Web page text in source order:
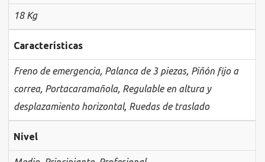
18 Kg
Características
Freno de emergencia, Palanca de 3 piezas, Piñón fijo a
correa, Portacaramañola, Regulable en altura y
desplazamiento horizontal, Ruedas de traslado
Nivel